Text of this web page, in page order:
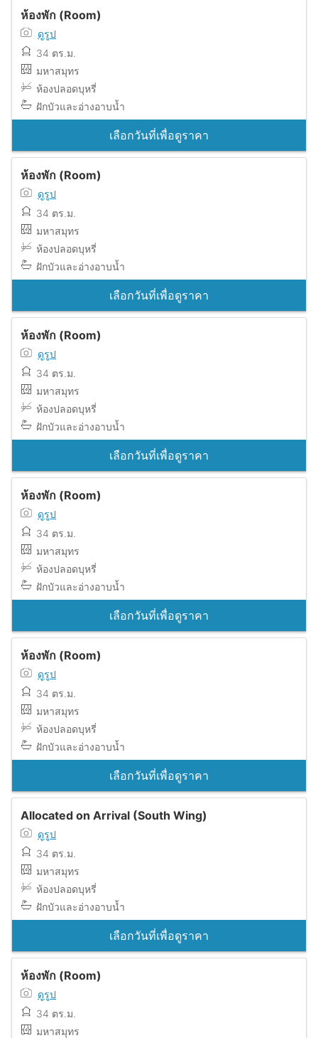
ห้องพัก (Room)
ดูรูป
34 ตร.ม.
มหาสมุทร
ห้องปลอดบุหรี่
ฝักบัวและอ่างอาบน้ำ
เลือกวันที่เพื่อดูราคา
ห้องพัก (Room)
ดูรูป
34 ตร.ม.
มหาสมุทร
ห้องปลอดบุหรี่
ฝักบัวและอ่างอาบน้ำ
เลือกวันที่เพื่อดูราคา
ห้องพัก (Room)
ดูรูป
34 ตร.ม.
มหาสมุทร
ห้องปลอดบุหรี่
ฝักบัวและอ่างอาบน้ำ
เลือกวันที่เพื่อดูราคา
ห้องพัก (Room)
ดูรูป
34 ตร.ม.
มหาสมุทร
ห้องปลอดบุหรี่
ฝักบัวและอ่างอาบน้ำ
เลือกวันที่เพื่อดูราคา
ห้องพัก (Room)
ดูรูป
34 ตร.ม.
มหาสมุทร
ห้องปลอดบุหรี่
ฝักบัวและอ่างอาบน้ำ
เลือกวันที่เพื่อดูราคา
Allocated on Arrival (South Wing)
ดูรูป
34 ตร.ม.
มหาสมุทร
ห้องปลอดบุหรี่
ฝักบัวและอ่างอาบน้ำ
เลือกวันที่เพื่อดูราคา
ห้องพัก (Room)
ดูรูป
34 ตร.ม.
มหาสมุทร